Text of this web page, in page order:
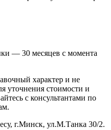
— 30 месяцев с момента
характер и не
уточнения стоимости и
с консультантами по
г.Минск, ул.М.Танка 30/2.